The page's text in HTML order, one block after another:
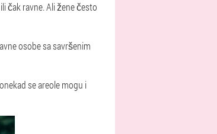
čak ravne. Ali žene često
osobe sa savršenim
se areole mogu i